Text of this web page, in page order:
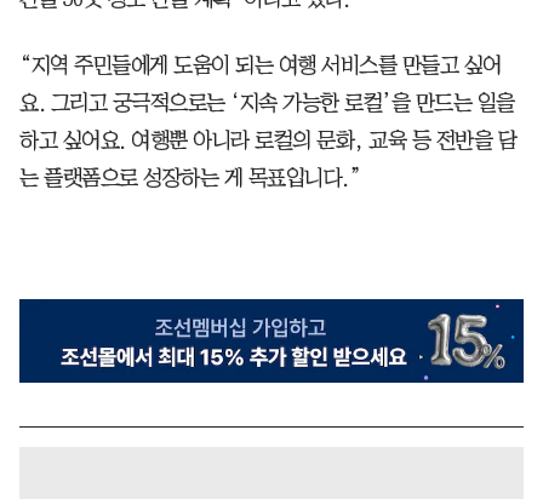
“지역 주민들에게 도움이 되는 여행 서비스를 만들고 싶어
요. 그리고 궁극적으로는 ‘지속 가능한 로컬’을 만드는 일을
하고 싶어요. 여행뿐 아니라 로컬의 문화, 교육 등 전반을 담
는 플랫폼으로 성장하는 게 목표입니다.”